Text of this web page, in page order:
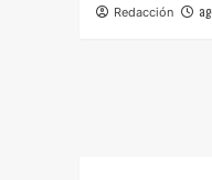
Redacción